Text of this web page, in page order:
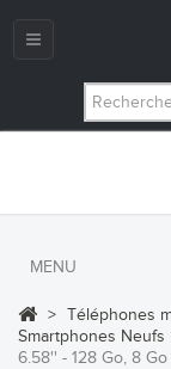
Navigation
MENU
> Téléphones
Smartphones Neufs
6.58'' - 128 Go, 8